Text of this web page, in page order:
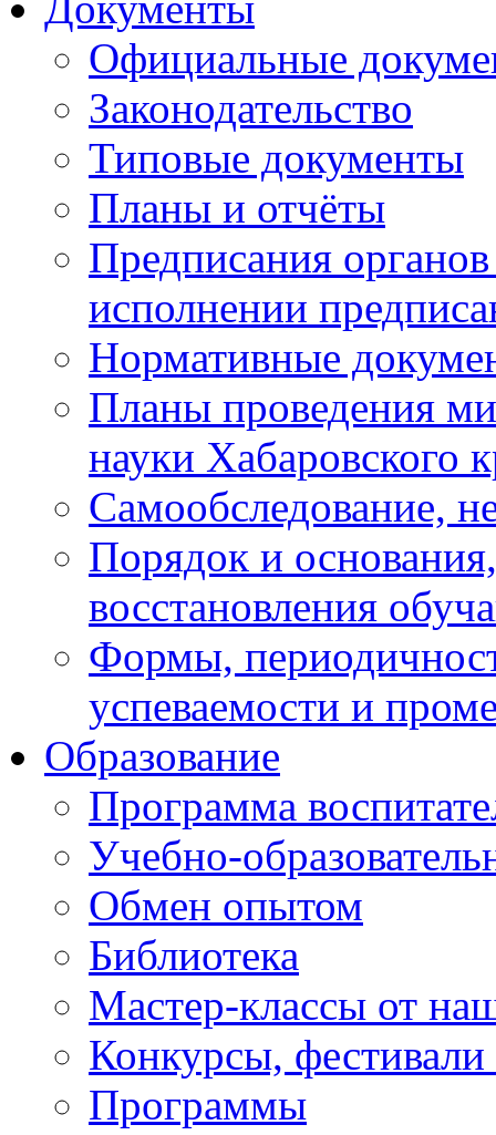
Официальные
Законодательство
Типовые документы
Планы и отчёты
Предписания
исполнении
Нормативные
Планы проведения
науки Хабаровского
Самообследование,
Порядок и
восстановления
Формы,
успеваемости и
Образование
Программа
Учебно-
Обмен опытом
Библиотека
Мастер-классы от
Конкурсы,
Программы